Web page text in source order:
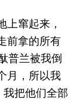
上窜起来，
前拿的所有
普兰被我倒
月，所以我
把他们全部